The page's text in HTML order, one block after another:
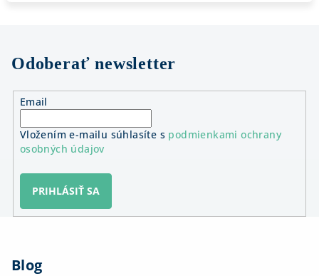
Odoberať newsletter
Email
Vložením e-mailu súhlasíte s podmienkami ochrany
osobných údajov
PRIHLÁSIŤ SA
Blog